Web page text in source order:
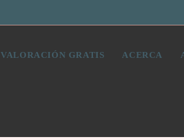
VALORACIÓN GRATIS ACERCA